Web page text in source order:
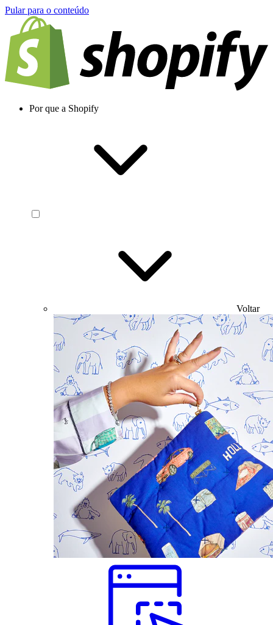
Pular para o conteúdo
Por que a Shopify
Voltar